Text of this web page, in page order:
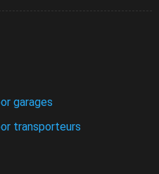
garages
transporteurs